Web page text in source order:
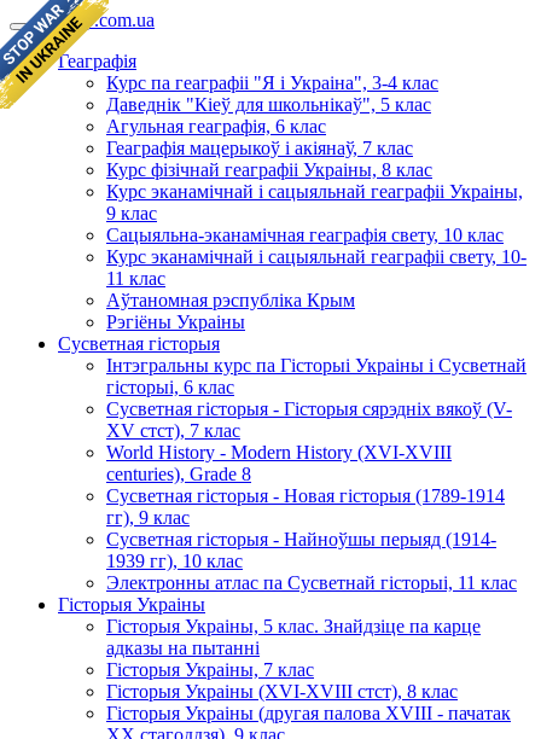
geomap.com.ua
Геаграфія
Курс па геаграфіі "Я і Украіна", 3-4 клас
Даведнік "Кіеў для школьнікаў", 5 клас
Агульная геаграфія, 6 клас
Геаграфія мацерыкоў і акіянаў, 7 клас
Курс фізічнай геаграфіі Украіны, 8 клас
Курс эканамічнай і сацыяльнай геаграфіі Украіны,
9 клас
Сацыяльна-эканамічная геаграфія свету, 10 клас
Курс эканамічнай і сацыяльнай геаграфіі свету, 10-
11 клас
Аўтаномная рэспубліка Крым
Рэгіёны Украіны
Сусветная гісторыя
Інтэгральны курс па Гісторыі Украіны і Сусветнай
гісторыі, 6 клас
Сусветная гісторыя - Гісторыя сярэдніх вякоў (V-
XV стст), 7 клас
World History - Modern History (XVI-XVIII
centuries), Grade 8
Сусветная гісторыя - Новая гісторыя (1789-1914
гг), 9 клас
Сусветная гісторыя - Найноўшы перыяд (1914-
1939 гг), 10 клас
Электронны атлас па Сусветнай гісторыі, 11 клас
Гісторыя Украіны
Гісторыя Украіны, 5 клас. Знайдзіце па карце
адказы на пытанні
Гісторыя Украіны, 7 клас
Гісторыя Украіны (XVI-XVIII стст), 8 клас
Гісторыя Украіны (другая палова XVIII - пачатак
XX стагоддзя), 9 клас